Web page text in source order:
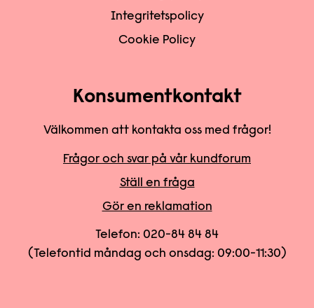
Integritetspolicy
Cookie Policy
Konsumentkontakt
Välkommen att kontakta oss med frågor!
Frågor och svar på vår kundforum
Ställ en fråga
Gör en reklamation
Telefon: 020-84 84 84
(Telefontid måndag och onsdag: 09:00-11:30)